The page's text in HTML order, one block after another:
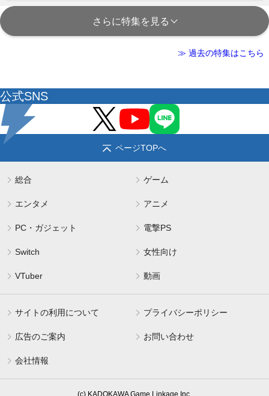
さらに特集を見る
≫ 過去の特集はこちら
公式SNS
ページTOPへ
総合 ゲーム
エンタメ アニメ
PC・ガジェット 電撃PS
Switch 女性向け
VTuber 動画
サイトの利用について プライバシーポリシー
広告のご案内 お問い合わせ
会社情報